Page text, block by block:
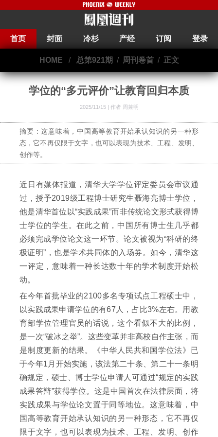
首页 封面 冷杉 产经 订阅 登录
HOME / 总第921期 / 周刊卷首/ 正文
学位的“多元评价”让教育回归本质
2025/11/15 | 作者 周兼明
摘要：这意味着，中国高等教育开始承认知识的另一种形
态，它不再仅限于文字，也可以表现为技术、工程、发明、
创作等。
近日有媒体报道，清华大学学位评定委员会审议通
过，授予2019级工程博士研究生聂海亮博士学位，
他是清华首位以“实践成果”而非传统论文形式获得博
士学位的学生。在此之前，中国所有博士生几乎都
必须完成学位论文这一环节。论文被视为“科研的终
极证明”，也是学术共同体的入场券。如今，清华这
一评定，意味着一种长达数十年的学术制度开始松
动。
在今年首批毕业的2100多名专项试点工程硕士中，
以实践成果申请学位的有67人，占比3%左右。用教
育部学位管理官员的话说，这个看似不大的比例，
是一次“破冰之举”。这些变革并非高校自作主张，而
是制度更新的结果。《中华人民共和国学位法》已
于今年1月开始实施，该法第二十条、第二十一条明
确规定，硕士、博士学位申请人可通过“规定的实践
成果答辩”获得学位。这是中国首次在法律层面，将
实践成果与学位论文置于同等地位。这意味着，中
国高等教育开始承认知识的另一种形态，它不再仅
限于文字，也可以表现为技术、工程、发明、创作